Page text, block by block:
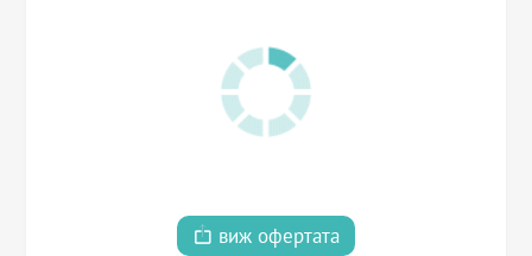
виж офертата